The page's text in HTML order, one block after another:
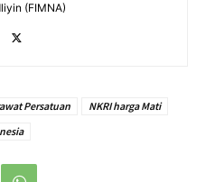
(FIMNA)
Persatuan
NKRI harga Mati